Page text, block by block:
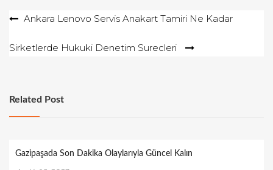
YazıAnkara Lenovo Servis Anakart Tamiri Ne Kadar
Sirketlerde Hukuki Denetim Surecleri
Related Post
Gazipaşada Son Dakika Olaylarıyla Güncel Kalın